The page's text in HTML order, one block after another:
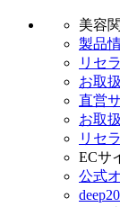
美容
製品
リセ
お取
直営
お取
リセ
ECサ
公式